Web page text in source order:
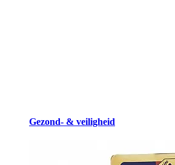
Gezond- & veiligheid